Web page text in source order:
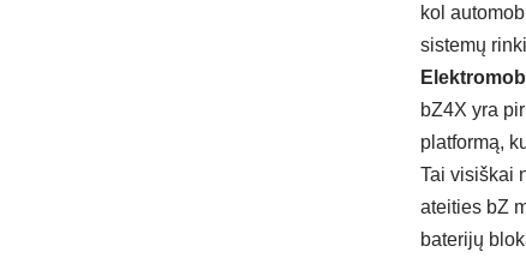
kol
sistemų
bZ4X yra
platformą,
Tai visiškai
ateities bZ
baterijų